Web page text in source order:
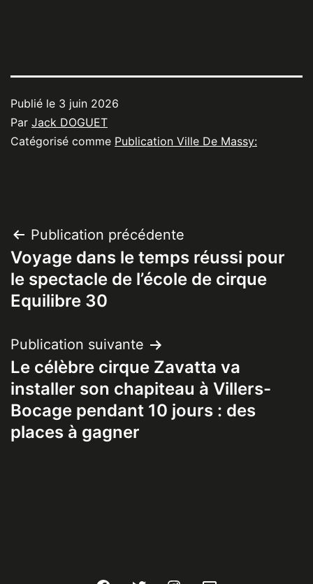
Publié le 3 juin 2026
Par Jack DOGUET
Catégorisé comme Publication Ville De Massy:
Navigation
de
l’article
Publication précédente
Voyage dans le temps réussi pour
le spectacle de l’école de cirque
Equilibre 30
Publication suivante
Le célèbre cirque Zavatta va
installer son chapiteau à Villers-
Bocage pendant 10 jours : des
places à gagner